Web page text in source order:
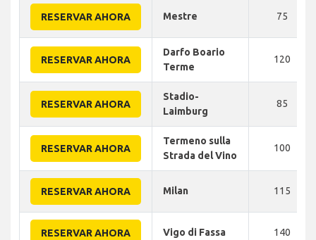
RESERVAR AHORA Mestre 75
RESERVAR AHORA
Darfo Boario
Terme
120
RESERVAR AHORA
Stadio-
Laimburg
85
RESERVAR AHORA
Termeno sulla
Strada del Vino
100
RESERVAR AHORA Milan 115
RESERVAR AHORA Vigo di Fassa 140